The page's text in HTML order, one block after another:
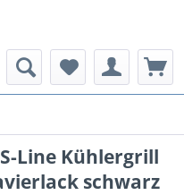
Line Kühlergrill
schwarz